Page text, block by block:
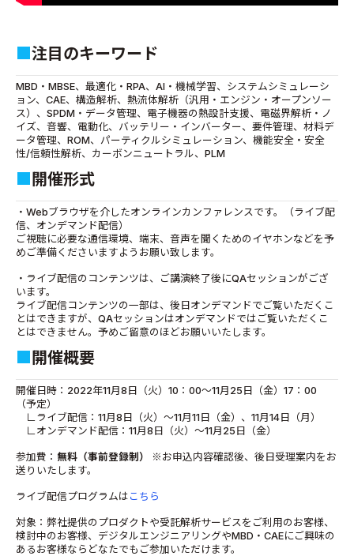
注目のキーワード
MBD・MBSE、最適化・RPA、AI・機械学習、システムシミュレーシ
ョン、CAE、構造解析、熱流体解析（汎用・エンジン・オープンソー
ス）、SPDM・データ管理、電子機器の熱設計支援、電磁界解析・ノ
イズ、音響、電動化、バッテリー・インバーター、要件管理、材料デ
ータ管理、ROM、パーティクルシミュレーション、機能安全・安全
性/信頼性解析、カーボンニュートラル、PLM
開催形式
・Webブラウザを介したオンラインカンファレンスです。（ライブ配
信、オンデマンド配信）
ご視聴に必要な通信環境、端末、音声を聞くためのイヤホンなどを予
めご準備くださいますようお願い致します。
・ライブ配信のコンテンツは、ご講演終了後にQAセッションがござ
います。
ライブ配信コンテンツの一部は、後日オンデマンドでご覧いただくこ
とはできますが、QAセッションはオンデマンドではご覧いただくこ
とはできません。予めご留意のほどお願いいたします。
開催概要
開催日時：2022年11月8日（火）10：00～11月25日（金）17：00
（予定）
∟ライブ配信：11月8日（火）～11月11日（金）、11月14日（月）
∟オンデマンド配信：11月8日（火）～11月25日（金）
参加費： 無料（事前登録制）
※お申込内容確認後、後日受理案内をお
送りいたします。
ライブ配信プログラムは こちら
対象：弊社提供のプロダクトや受託解析サービスをご利用のお客様、
検討中のお客様、デジタルエンジニアリングやMBD・CAEにご興味の
あるお客様ならどなたでもご参加いただけます。